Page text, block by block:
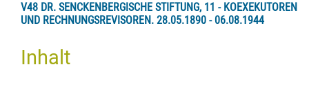
V48 DR. SENCKENBERGISCHE STIFTUNG, 11 - KOEXEKUTOREN
UND RECHNUNGSREVISOREN. 28.05.1890 - 06.08.1944
Inhalt